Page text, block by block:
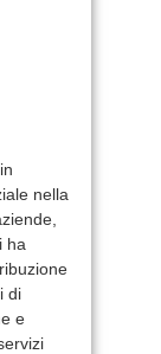
nella
ha
di
e